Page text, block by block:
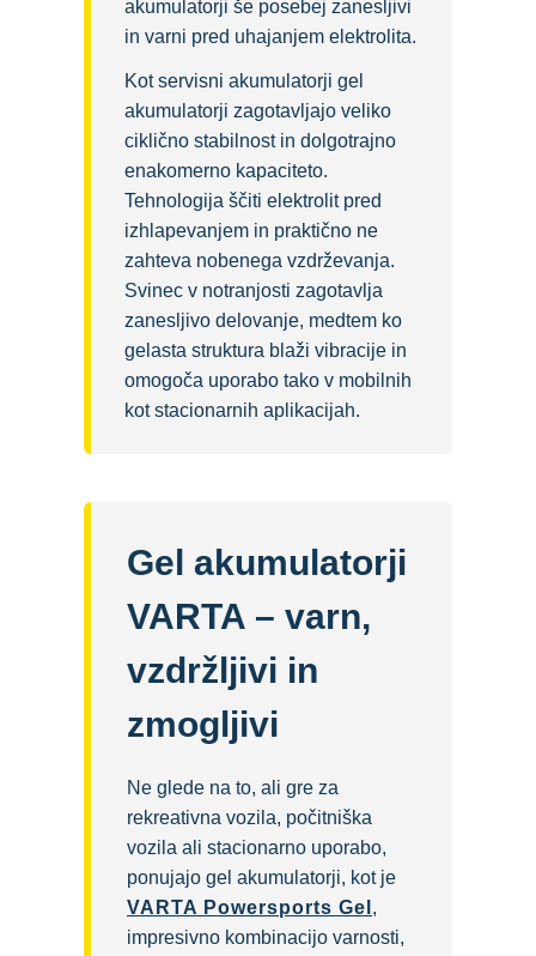
akumulatorji še posebej zanesljivi
in varni pred uhajanjem elektrolita.
Kot servisni akumulatorji gel
akumulatorji zagotavljajo veliko
ciklično stabilnost in dolgotrajno
enakomerno kapaciteto.
Tehnologija ščiti elektrolit pred
izhlapevanjem in praktično ne
zahteva nobenega vzdrževanja.
Svinec v notranjosti zagotavlja
zanesljivo delovanje, medtem ko
gelasta struktura blaži vibracije in
omogoča uporabo tako v mobilnih
kot stacionarnih aplikacijah.
Gel akumulatorji
VARTA – varn,
vzdržljivi in
zmogljivi
Ne glede na to, ali gre za
rekreativna vozila, počitniška
vozila ali stacionarno uporabo,
ponujajo gel akumulatorji, kot je
VARTA Powersports Gel ,
impresivno kombinacijo varnosti,